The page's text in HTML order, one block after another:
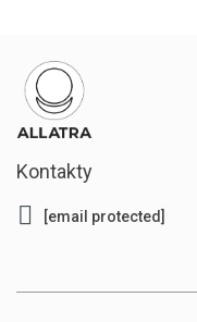
Kontakty
[email protected]